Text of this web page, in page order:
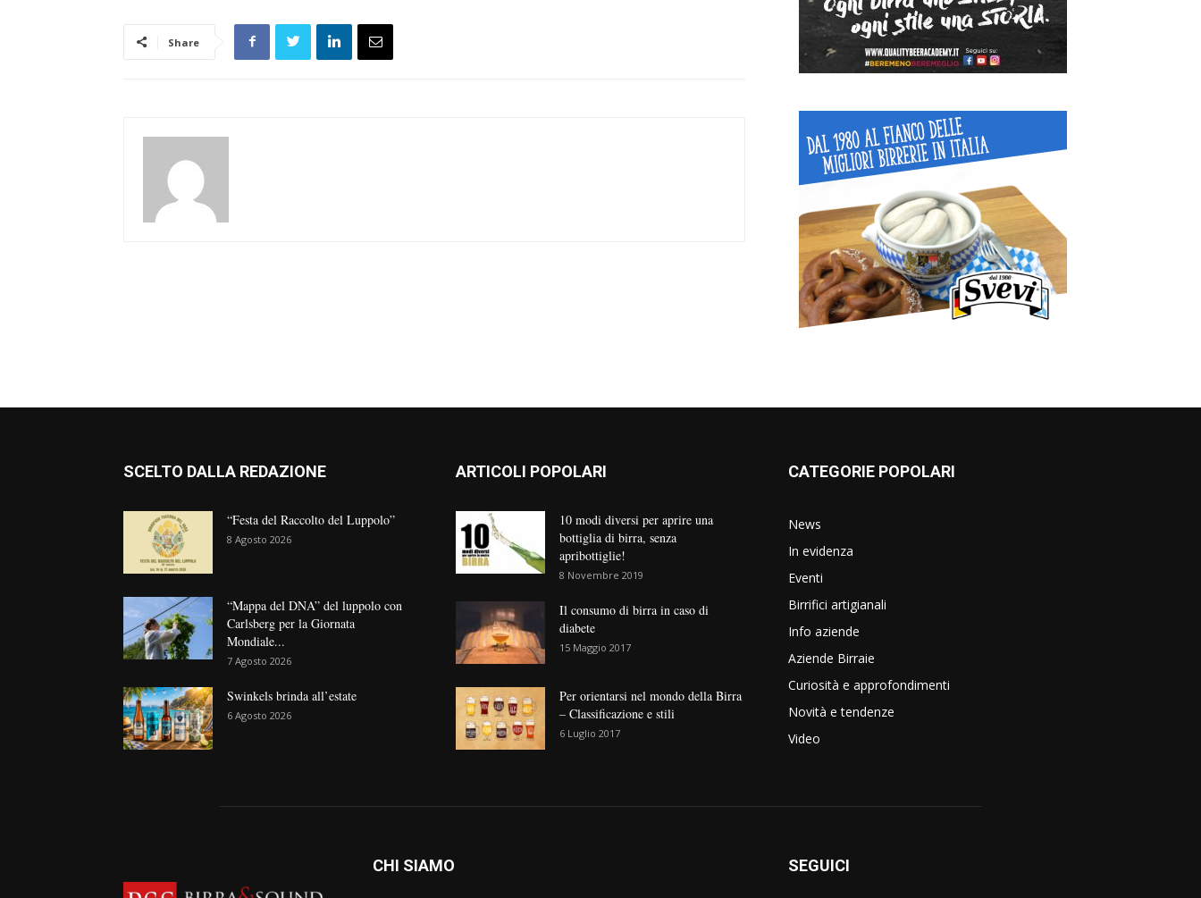
Share
SCELTO DALLA REDAZIONE
“Festa del Raccolto del Luppolo”
8 Agosto 2026
“Mappa del DNA” del luppolo con
Carlsberg per la Giornata
Mondiale...
7 Agosto 2026
Swinkels brinda all’estate
6 Agosto 2026
ARTICOLI POPOLARI
10 modi diversi per aprire una
bottiglia di birra, senza
apribottiglie!
8 Novembre 2019
Il consumo di birra in caso di
diabete
15 Maggio 2017
Per orientarsi nel mondo della Birra
– Classificazione e stili
6 Luglio 2017
CATEGORIE POPOLARI
News
In evidenza
Eventi
Birrifici artigianali
Info aziende
Aziende Birraie
Curiosità e approfondimenti
Novità e tendenze
Video
CHI SIAMO SEGUICI